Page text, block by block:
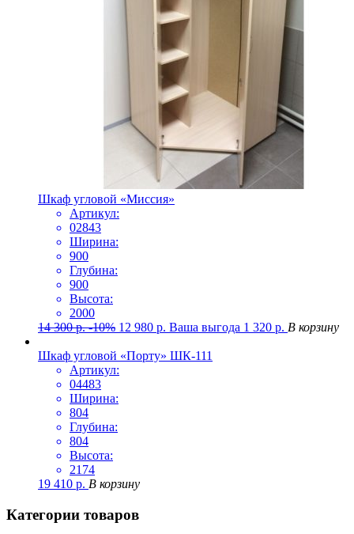
Шкаф угловой «Миссия»
Артикул:
02843
Ширина:
900
Глубина:
900
Высота:
2000
14 300р. -10% 12 980 р. Ваша выгода 1 320 р. В корзину
Шкаф угловой «Порту» ШК-111
Артикул:
04483
Ширина:
804
Глубина:
804
Высота:
2174
19 410 р. В корзину
Категории товаров